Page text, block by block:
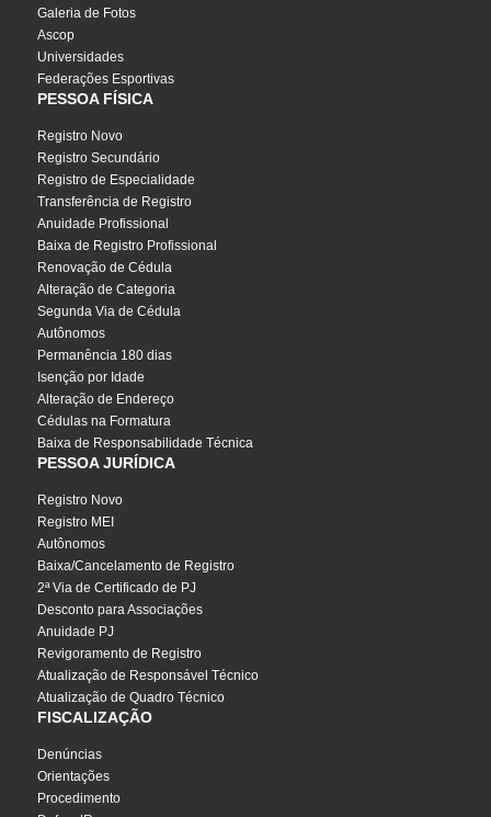
Galeria de Fotos
Ascop
Universidades
Federações Esportivas
PESSOA FÍSICA
Registro Novo
Registro Secundário
Registro de Especialidade
Transferência de Registro
Anuidade Profissional
Baixa de Registro Profissional
Renovação de Cédula
Alteração de Categoria
Segunda Via de Cédula
Autônomos
Permanência 180 dias
Isenção por Idade
Alteração de Endereço
Cédulas na Formatura
Baixa de Responsabilidade Técnica
PESSOA JURÍDICA
Registro Novo
Registro MEI
Autônomos
Baixa/Cancelamento de Registro
2ª Via de Certificado de PJ
Desconto para Associações
Anuidade PJ
Revigoramento de Registro
Atualização de Responsável Técnico
Atualização de Quadro Técnico
FISCALIZAÇÃO
Denúncias
Orientações
Procedimento